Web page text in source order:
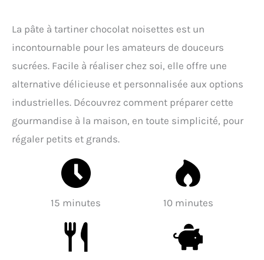
La pâte à tartiner chocolat noisettes est un
incontournable pour les amateurs de douceurs
sucrées. Facile à réaliser chez soi, elle offre une
alternative délicieuse et personnalisée aux options
industrielles. Découvrez comment préparer cette
gourmandise à la maison, en toute simplicité, pour
régaler petits et grands.
15 minutes 10 minutes